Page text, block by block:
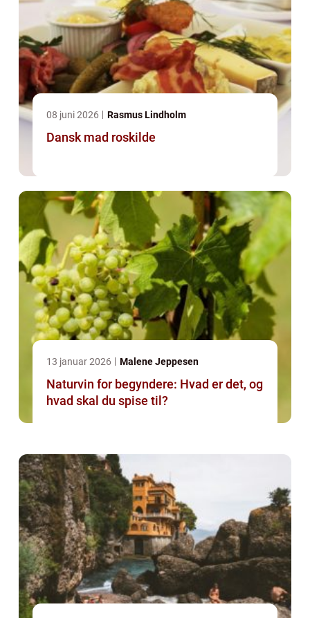
08 juni 2026 Rasmus Lindholm
Dansk mad roskilde
13 januar 2026 Malene Jeppesen
Naturvin for begyndere: Hvad er det, og
hvad skal du spise til?